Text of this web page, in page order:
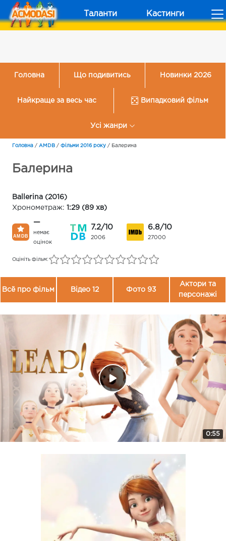
Таланти Кастинги
Головна Що подивитись Новинки 2026
Найкраще за весь час Випадковий фільм
Усі жанри
Головна / AMDB / Фільми 2016 року / Балерина
Балерина
Ballerina (2016)
Хронометраж: 1:29 (89 хв)
—
немає
оцінок
7.2/10
2006
6.8/10
27000
Оцініть фільм:
Всё про фільм Відео 12 Фото 93
Актори та
персонажі
0:55